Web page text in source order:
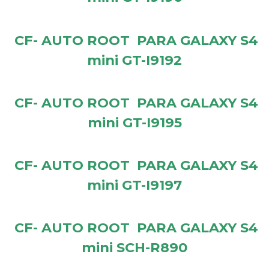
CF- AUTO ROOT PARA GALAXY S4
mini GT-I9192
CF- AUTO ROOT PARA GALAXY S4
mini GT-I9195
CF- AUTO ROOT PARA GALAXY S4
mini GT-I9197
CF- AUTO ROOT PARA GALAXY S4
mini SCH-R890